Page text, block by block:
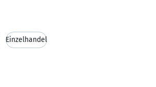
Einzelhandel